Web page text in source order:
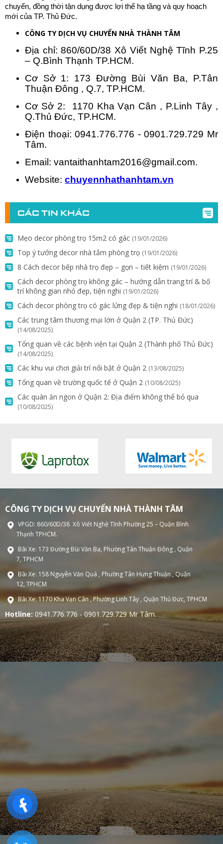
chuyển, đồng thời tận dụng được lợi thế hạ tầng và quy hoạch
mới của TP. Thủ Đức.
CÔNG TY DỊCH VỤ CHUYỂN NHÀ THÀNH TÂM
Địa chỉ: 860/60D/38 Xô Viết Nghệ Tĩnh P.25
– Q.Bình Thạnh TP.HCM.
Cơ Sở 1: 173 Đường Bùi Văn Ba, P.Tân
Thuận Đông , Q.7, TP.HCM.
Cơ Sở 2: 1170 Kha Vạn Cân , P.Linh Tây ,
Q.Thủ Đức, TP.HCM.
Điện thoại: 0941.776.776 - 0901.729.729 Mr
Tâm.
Email: vantaithanhtam2016@gmail.com.
Website: chuyennhathanhtam.vn
CÁC TIN KHÁC
Mẹo decor phòng trọ 15m2 có gác (19/01/2026)
Top ý tưởng decor nhà tắm phòng trọ (19/01/2026)
8 Cách decor bếp nhà trọ đẹp – gọn – tiết kiệm (19/01/2026)
Cách decor phòng trọ không gác – hướng dẫn trang trí & bố
trí không gian nhỏ đẹp, tiện nghi (19/01/2026)
Cách decor phòng trọ có gác lửng đẹp & tiện nghi (18/01/2026)
Các trung tâm thương mại lớn ở Quận 2 (TP. Thủ Đức)
(14/08/2025)
Tổng quan về các bệnh viện tại Quận 2 (Thành phố Thủ Đức)
(14/08/2025)
Các khu vui chơi giải trí nổi bật ở Quận 2 (13/08/2025)
Tổng quan về trường quốc tế ở Quận 2 (10/08/2025)
Các quán ăn ngon ở Quận 2: Địa điểm không thể bỏ qua
(10/08/2025)
CÔNG TY DỊCH VỤ CHUYỂN NHÀ THÀNH TÂM
VPGD: 860/60D/38 Xô Viết Nghệ Tĩnh Phường 25 – Quận Bình
Thạnh TPHCM.
Bãi Xe: 173 Đường Bùi Văn Ba, Phường Tân Thuận Đông , Quận
7, TPHCM
Bãi Xe: 158 Nguyễn Văn Quá , Phường Tân Hưng Thuận , Quận
12, TPHCM
Bãi Xe: 1170 Kha Vạn Cân , Phường Linh Tây , Quận Thủ Đức, TPHCM
Hotline: 0941.776.776 - 0901.729.729 Mr Tâm.